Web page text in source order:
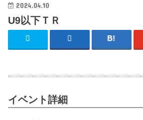
2024.04.10
U9以下ＴＲ
イベント詳細